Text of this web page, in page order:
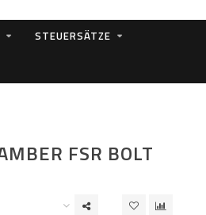
STEUERSÄTZE
FSR BOLT